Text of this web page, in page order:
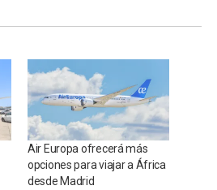
Air Europa ofrecerá más
opciones para viajar a África
desde Madrid